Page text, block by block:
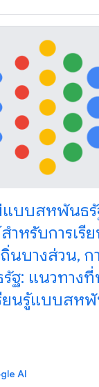
แบบสหพันธ
ำหรับการเรี
บางส่วน, ก
: แนวทางที่
ยนรู้แบบสห
AI